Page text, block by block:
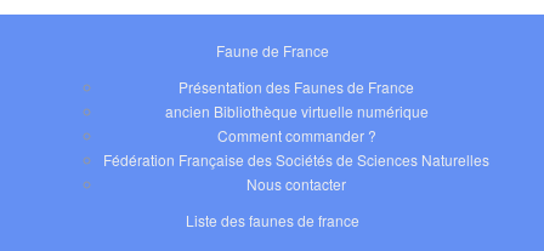
Faune de France
Présentation des Faunes de France
ancien Bibliothèque virtuelle numérique
Comment commander ?
Fédération Française des Sociétés de Sciences Naturelles
Nous contacter
Liste des faunes de france